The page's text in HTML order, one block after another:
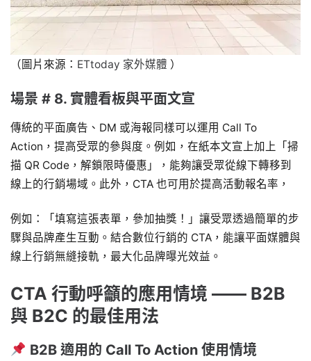
（圖片來源： ETtoday 家外媒體 ）
場景 # 8. 實體看板與平面文宣
傳統的平面廣告、DM 或海報同樣可以運用 Call To
Action，提高受眾的參與度。例如，在紙本文宣上加上「掃
描 QR Code，解鎖限時優惠」，能夠讓受眾從線下轉移到
線上的行銷場域。此外，CTA 也可用於提高活動報名率，
例如：「填寫這張表單，參加抽獎！」讓受眾透過簡單的步
驟與品牌產生互動。結合數位行銷的 CTA，能讓平面媒體與
線上行銷無縫接軌，最大化品牌曝光效益。
CTA 行動呼籲的應用情境 —— B2B
與 B2C 的最佳用法
B2B 適用的 Call To Action 使用情境